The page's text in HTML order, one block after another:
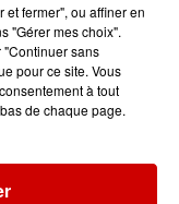
Voir plus
féminin
et fermer", ou affiner en
"Gérer mes choix".
sans
pour ce site. Vous
à tout
de chaque page.